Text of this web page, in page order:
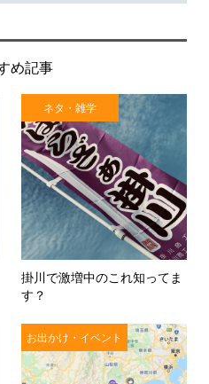
め記事
ネタ・雑学
掛川で激増中のこれ知ってま
す？
お出かけ・イベント